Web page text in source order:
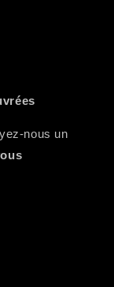
nous un